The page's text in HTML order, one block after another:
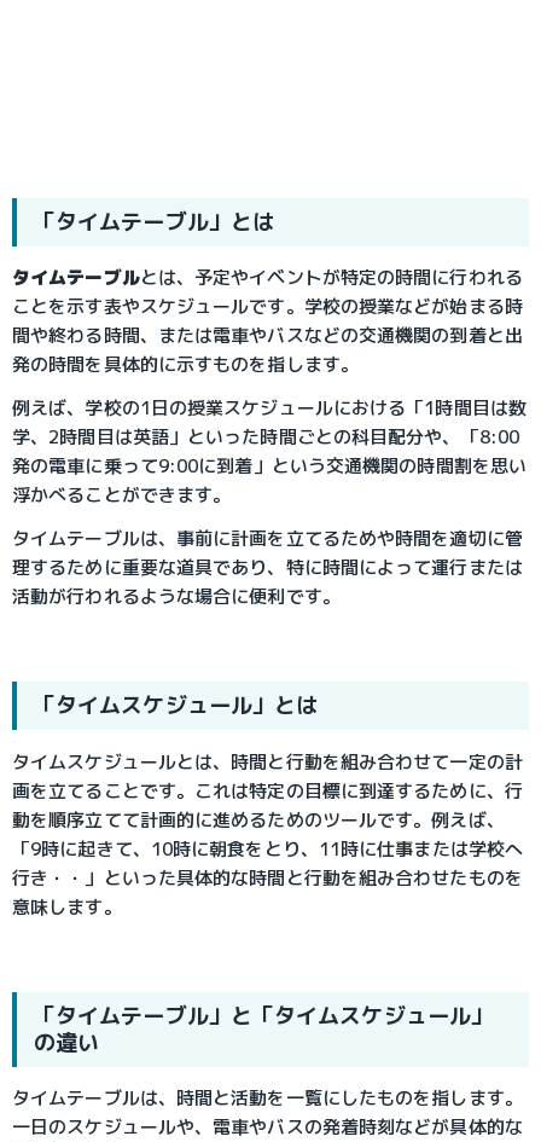
「タイムテーブル」とは
タイムテーブルとは、予定やイベントが特定の時間に行われる
ことを示す表やスケジュールです。学校の授業などが始まる時
間や終わる時間、または電車やバスなどの交通機関の到着と出
発の時間を具体的に示すものを指します。
例えば、学校の1日の授業スケジュールにおける「1時間目は数
学、2時間目は英語」といった時間ごとの科目配分や、「8:00
発の電車に乗って9:00に到着」という交通機関の時間割を思い
浮かべることができます。
タイムテーブルは、事前に計画を立てるためや時間を適切に管
理するために重要な道具であり、特に時間によって運行または
活動が行われるような場合に便利です。
「タイムスケジュール」とは
タイムスケジュールとは、時間と行動を組み合わせて一定の計
画を立てることです。これは特定の目標に到達するために、行
動を順序立てて計画的に進めるためのツールです。例えば、
「9時に起きて、10時に朝食をとり、11時に仕事または学校へ
行き・・」といった具体的な時間と行動を組み合わせたものを
意味します。
「タイムテーブル」と「タイムスケジュール」
の違い
タイムテーブルは、時間と活動を一覧にしたものを指します。
一日のスケジュールや、電車やバスの発着時刻などが具体的な